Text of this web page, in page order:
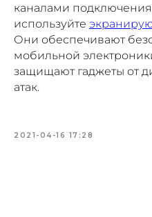
каналами подключения
используйте
Они обеспечивают
мобильной
защищают гаджеты от
атак.
2021-04-16 17:28